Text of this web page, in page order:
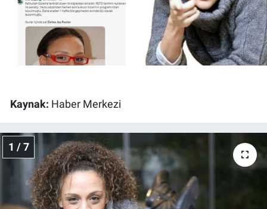
Kaynak: Haber Merkezi
1 / 7
Gerçeğin İzinde
Gün Başlıyor
Gün Ortası
Gündem Özel
Günün görüntüsü
Haber